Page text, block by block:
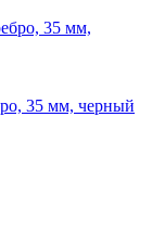
35 мм, черный